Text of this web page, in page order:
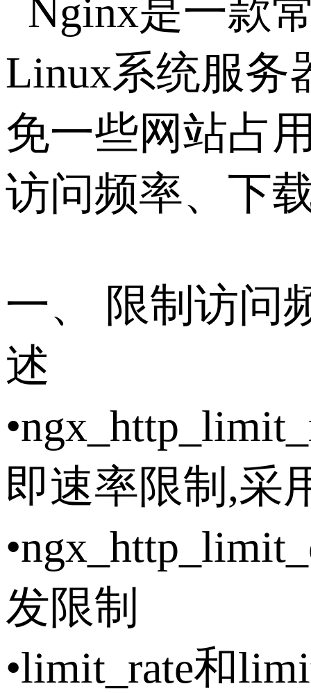
Nginx是一款
Linux系统服务
免一些网站占
访问频率、下
一、 限制访问
述
即速率限制,采
发限制
•limit_rate和